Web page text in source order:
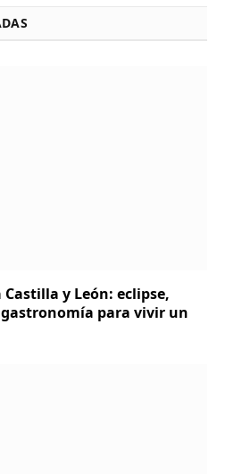
y León: eclipse,
para vivir un